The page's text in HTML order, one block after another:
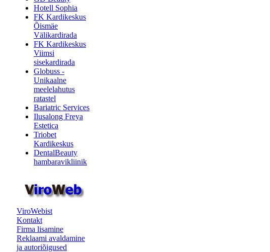
Hotell Sophia
FK Kardikeskus
Õismäe
Välikardirada
FK Kardikeskus
Viimsi
sisekardirada
Globuss -
Unikaalne
meelelahutus
ratastel
Bariatric Services
Ilusalong Freya
Estetica
Triobet
Kardikeskus
DentalBeauty
hambaravikliinik
ViroWebist
Kontakt
Firma lisamine
Reklaami avaldamine
ja autoriõigused